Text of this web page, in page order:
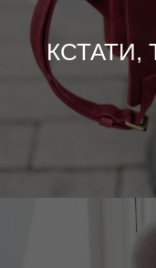
КСТАТИ,